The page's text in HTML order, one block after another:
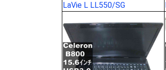
LaVie L LL550/SG